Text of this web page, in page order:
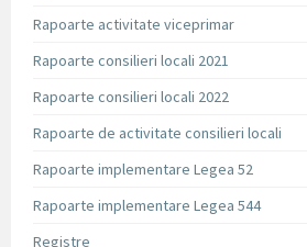
Rapoarte activitate viceprimar
Rapoarte consilieri locali 2021
Rapoarte consilieri locali 2022
Rapoarte de activitate consilieri locali
Rapoarte implementare Legea 52
Rapoarte implementare Legea 544
Registre